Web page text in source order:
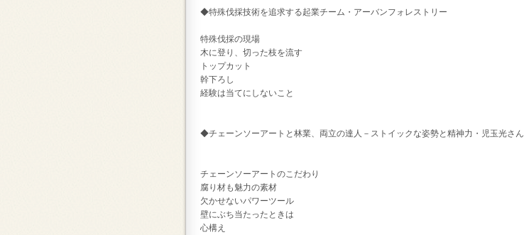
◆特殊伐採技術を追求する起業チーム・アーバンフォレストリー
特殊伐採の現場
木に登り、切った枝を流す
トップカット
幹下ろし
経験は当てにしないこと
◆チェーンソーアートと林業、両立の達人－ストイックな姿勢と精神力・児玉光さん
チェーンソーアートのこだわり
腐り材も魅力の素材
欠かせないパワーツール
壁にぶち当たったときは
心構え